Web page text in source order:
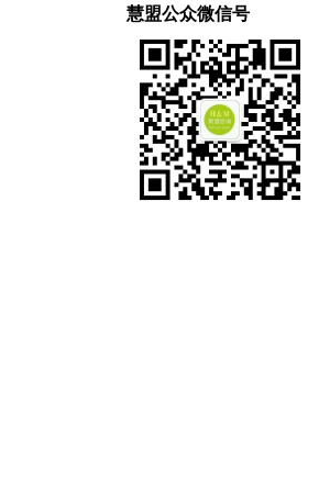
慧盟公众微信号